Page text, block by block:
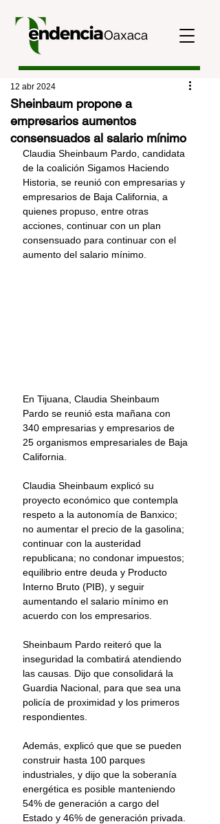
Sheinbaum propone a
empresarios aumentos
consensuados al salario mínimo
12 abr 2024
Claudia Sheinbaum Pardo, candidata
de la coalición Sigamos Haciendo
Historia, se reunió con empresarias y
empresarios de Baja California, a
quienes propuso, entre otras
acciones, continuar con un plan
consensuado para continuar con el
aumento del salario mínimo.
En Tijuana, Claudia Sheinbaum
Pardo se reunió esta mañana con
340 empresarias y empresarios de
25 organismos empresariales de Baja
California.
Claudia Sheinbaum explicó su
proyecto económico que contempla
respeto a la autonomía de Banxico;
no aumentar el precio de la gasolina;
continuar con la austeridad
republicana; no condonar impuestos;
equilibrio entre deuda y Producto
Interno Bruto (PIB), y seguir
aumentando el salario mínimo en
acuerdo con los empresarios.
Sheinbaum Pardo reiteró que la
inseguridad la combatirá atendiendo
las causas. Dijo que consolidará la
Guardia Nacional, para que sea una
policía de proximidad y los primeros
respondientes.
Además, explicó que que se pueden
construir hasta 100 parques
industriales, y dijo que la soberanía
energética es posible manteniendo
54% de generación a cargo del
Estado y 46% de generación privada.